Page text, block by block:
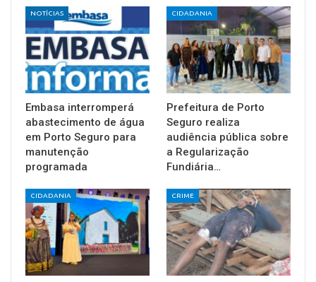
NOTÍCIAS
Embasa interromperá
abastecimento de água
em Porto Seguro para
manutenção
programada
CIDADANIA
Prefeitura de Porto
Seguro realiza
audiência pública sobre
a Regularização
Fundiária…
CIDADANIA CRIME